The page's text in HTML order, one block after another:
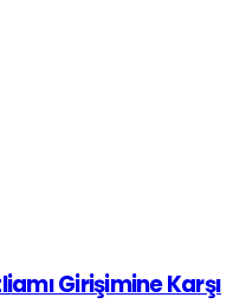
Girişimine Karşı